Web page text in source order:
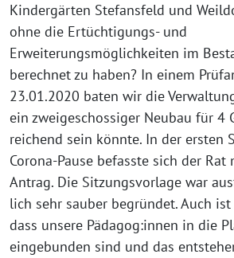
Kindergärten Stefansfeld und
ohne die Ertüchtigungs- und
Erweiterungsmöglichkeiten im
berech­net zu haben? In einem
23.01.2020 baten wir die
ein zwei­ge­schos­si­ger Neubau für
rei­chend sein könn­te. In der ers­ten
Corona-Pause befass­te sich der Rat
Antrag. Die Sitzungsvorlage war
lich sehr sau­ber begrün­det. Auch
dass unse­re Pädagog:innen in die
ein­ge­bun­den sind und das